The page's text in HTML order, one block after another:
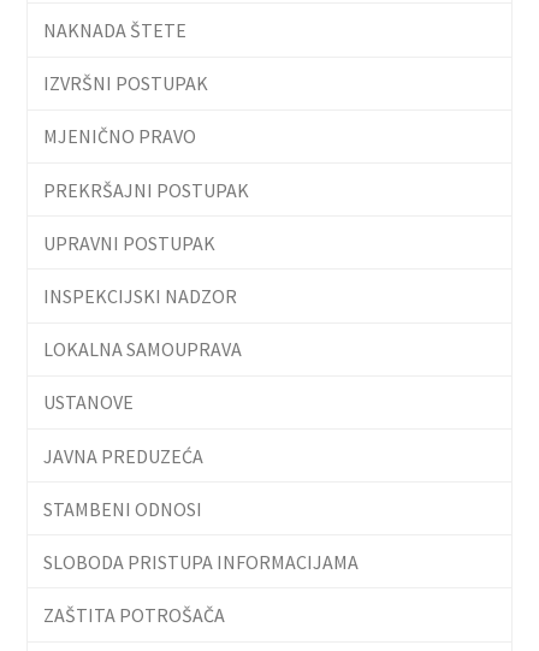
NAKNADA ŠTETE
IZVRŠNI POSTUPAK
MJENIČNO PRAVO
PREKRŠAJNI POSTUPAK
UPRAVNI POSTUPAK
INSPEKCIJSKI NADZOR
LOKALNA SAMOUPRAVA
USTANOVE
JAVNA PREDUZEĆA
STAMBENI ODNOSI
SLOBODA PRISTUPA INFORMACIJAMA
ZAŠTITA POTROŠAČA